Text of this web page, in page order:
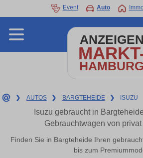
Event Auto Immo
ANZEIGEN
HAMBURG
❯ AUTOS ❯ BARGTEHEIDE ❯ ISUZU
Isuzu gebraucht in
Gebrauchtwagen von
Finden Sie in Bargteheide Ihren
bis zum